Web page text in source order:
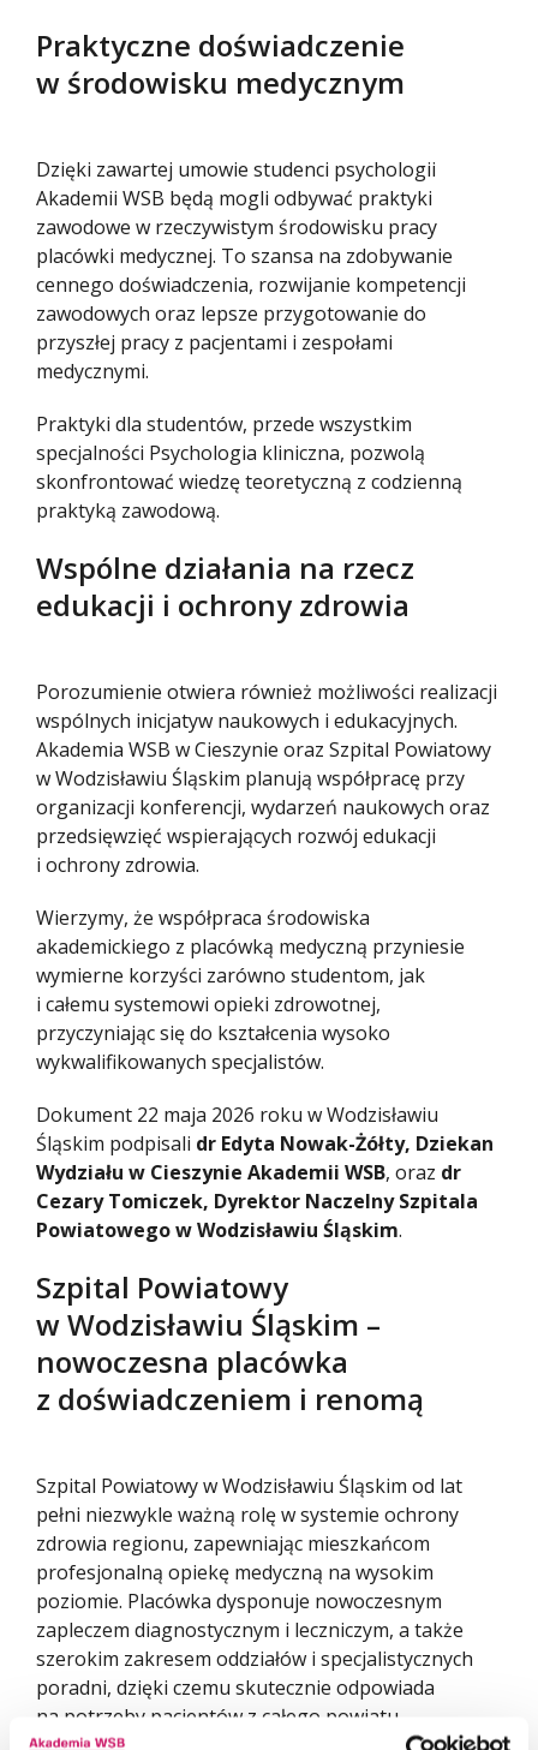
Praktyczne doświadczenie
w środowisku medycznym
Dzięki zawartej umowie studenci psychologii
Akademii WSB będą mogli odbywać praktyki
zawodowe w rzeczywistym środowisku pracy
placówki medycznej. To szansa na zdobywanie
cennego doświadczenia, rozwijanie kompetencji
zawodowych oraz lepsze przygotowanie do
przyszłej pracy z pacjentami i zespołami
medycznymi.
Praktyki dla studentów, przede wszystkim
specjalności Psychologia kliniczna, pozwolą
skonfrontować wiedzę teoretyczną z codzienną
praktyką zawodową.
Wspólne działania na rzecz
edukacji i ochrony zdrowia
Porozumienie otwiera również możliwości realizacji
wspólnych inicjatyw naukowych i edukacyjnych.
Akademia WSB w Cieszynie oraz Szpital Powiatowy
w Wodzisławiu Śląskim planują współpracę przy
organizacji konferencji, wydarzeń naukowych oraz
przedsięwzięć wspierających rozwój edukacji
i ochrony zdrowia.
Wierzymy, że współpraca środowiska
akademickiego z placówką medyczną przyniesie
wymierne korzyści zarówno studentom, jak
i całemu systemowi opieki zdrowotnej,
przyczyniając się do kształcenia wysoko
wykwalifikowanych specjalistów.
Dokument 22 maja 2026 roku w Wodzisławiu
Śląskim podpisali dr Edyta Nowak-Żółty, Dziekan
Wydziału w Cieszynie Akademii WSB, oraz dr
Cezary Tomiczek, Dyrektor Naczelny Szpitala
Powiatowego w Wodzisławiu Śląskim.
Szpital Powiatowy
w Wodzisławiu Śląskim –
nowoczesna placówka
z doświadczeniem i renomą
Szpital Powiatowy w Wodzisławiu Śląskim od lat
pełni niezwykle ważną rolę w systemie ochrony
zdrowia regionu, zapewniając mieszkańcom
profesjonalną opiekę medyczną na wysokim
poziomie. Placówka dysponuje nowoczesnym
zapleczem diagnostycznym i leczniczym, a także
szerokim zakresem oddziałów i specjalistycznych
poradni, dzięki czemu skutecznie odpowiada
na potrzeby pacjentów z całego powiatu